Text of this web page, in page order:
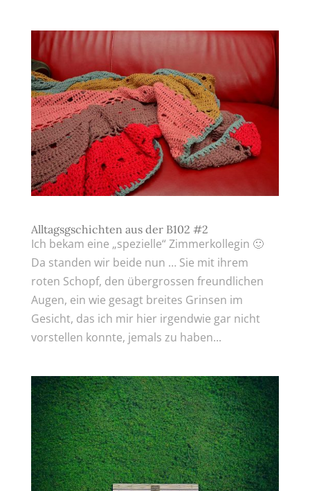
Alltagsgschichten aus der B102 #2
Ich bekam eine „spezielle“ Zimmerkollegin 🙂
Da standen wir beide nun … Sie mit ihrem
roten Schopf, den übergrossen freundlichen
Augen, ein wie gesagt breites Grinsen im
Gesicht, das ich mir hier irgendwie gar nicht
vorstellen konnte, jemals zu haben...